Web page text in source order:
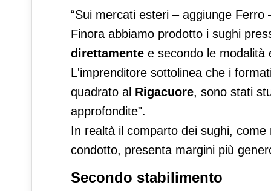
“Sui mercati esteri – aggiunge
Finora abbiamo prodotto i sughi
direttamente e secondo le modalità
L'imprenditore sottolinea che i
quadrato al Rigacuore, sono stati
approfondite".
In realtà il comparto dei sughi, come
condotto, presenta margini più
Secondo stabilimento